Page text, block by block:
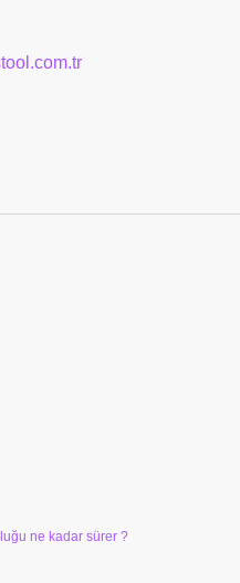
ne kadar sürer ?